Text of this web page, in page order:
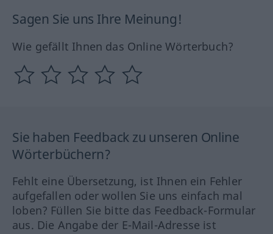
Sagen Sie uns Ihre Meinung!
Wie gefällt Ihnen das Online Wörterbuch?
Sie haben Feedback zu unseren Online
Wörterbüchern?
Fehlt eine Übersetzung, ist Ihnen ein Fehler
aufgefallen oder wollen Sie uns einfach mal
loben? Füllen Sie bitte das Feedback-Formular
aus. Die Angabe der E-Mail-Adresse ist